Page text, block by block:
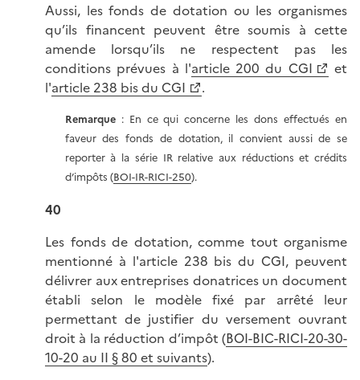
Aussi, les fonds de dotation ou les organismes
qu’ils financent peuvent être soumis à cette
amende lorsqu’ils ne respectent pas les
conditions prévues à l'article 200 du CGI
et
l'article 238 bis du CGI .
Remarque : En ce qui concerne les dons effectués en
faveur des fonds de dotation, il convient aussi de se
reporter à la série IR relative aux réductions et crédits
d’impôts (BOI-IR-RICI-250).
40
Les fonds de dotation, comme tout organisme
mentionné à l'article 238 bis du CGI, peuvent
délivrer aux entreprises donatrices un document
établi selon le modèle fixé par arrêté leur
permettant de justifier du versement ouvrant
droit à la réduction d’impôt (BOI-BIC-RICI-20-30-
10-20 au II § 80 et suivants).